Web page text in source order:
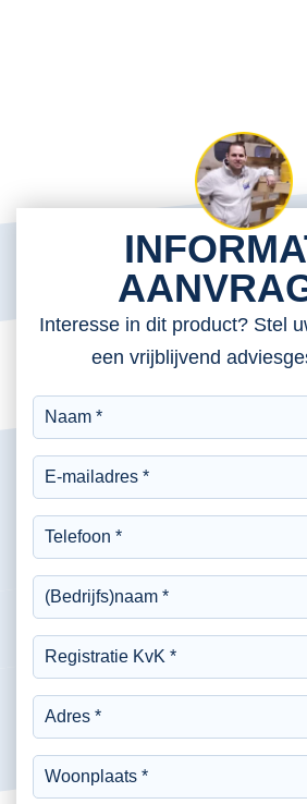
Interesse in dit product? Stel
een vrijblijvend